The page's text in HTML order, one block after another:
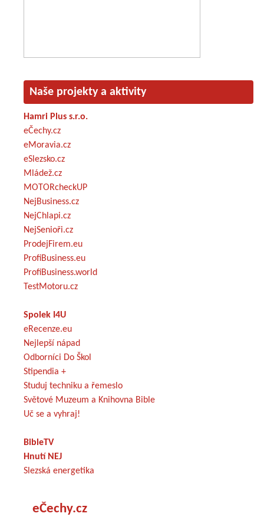
Naše projekty a aktivity
Hamri Plus s.r.o.
eČechy.cz
eMoravia.cz
eSlezsko.cz
Mládež.cz
MOTORcheckUP
NejBusiness.cz
NejChlapi.cz
NejSenioři.cz
ProdejFirem.eu
ProfiBusiness.eu
ProfiBusiness.world
TestMotoru.cz
Spolek I4U
eRecenze.eu
Nejlepší nápad
Odborníci Do Škol
Stipendia +
Studuj techniku a řemeslo
Světové Muzeum a Knihovna Bible
Uč se a vyhraj!
BibleTV
Hnutí NEJ
Slezská energetika
eČechy.cz